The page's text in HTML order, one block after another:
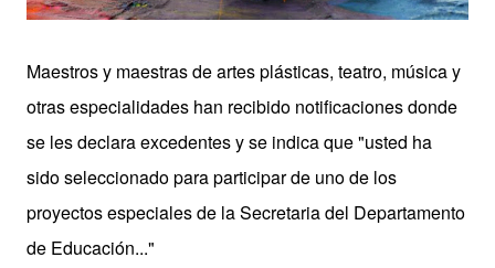
Maestros y maestras de artes plásticas, teatro, música y
otras especialidades han recibido notificaciones donde
se les declara excedentes y se indica que "usted ha
sido seleccionado para participar de uno de los
proyectos especiales de la Secretaria del Departamento
de Educación..."